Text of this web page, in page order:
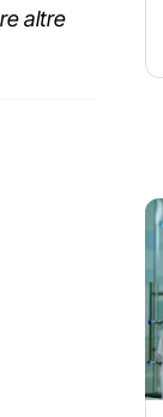
altre